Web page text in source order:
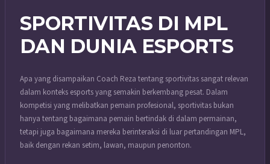
SPORTIVITAS DI MPL
DAN DUNIA ESPORTS
Apa yang disampaikan Coach Reza tentang sportivitas sangat relevan
dalam konteks esports yang semakin berkembang pesat. Dalam
kompetisi yang melibatkan pemain profesional, sportivitas bukan
hanya tentang bagaimana pemain bertindak di dalam permainan,
tetapi juga bagaimana mereka berinteraksi di luar pertandingan MPL,
baik dengan rekan setim, lawan, maupun penonton.